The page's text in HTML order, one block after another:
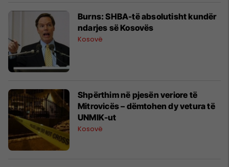
Burns: SHBA-të absolutisht kundër
ndarjes së Kosovës
Kosovë
Shpërthim në pjesën veriore të
Mitrovicës – dëmtohen dy vetura të
UNMIK-ut
Kosovë